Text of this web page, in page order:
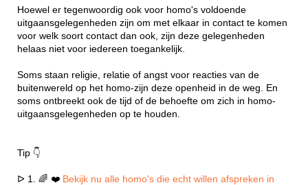
Hoewel er tegenwoordig ook voor homo's voldoende
uitgaansgelegenheden zijn om met elkaar in contact te komen
voor welk soort contact dan ook, zijn deze gelegenheden
helaas niet voor iedereen toegankelijk.
Soms staan religie, relatie of angst voor reacties van de
buitenwereld op het homo-zijn deze openheid in de weg. En
soms ontbreekt ook de tijd of de behoefte om zich in homo-
uitgaansgelegenheden op te houden.
Tip 👇
ᐅ 1. 🌈 ❤️ Bekijk nu alle homo's die echt willen afspreken in